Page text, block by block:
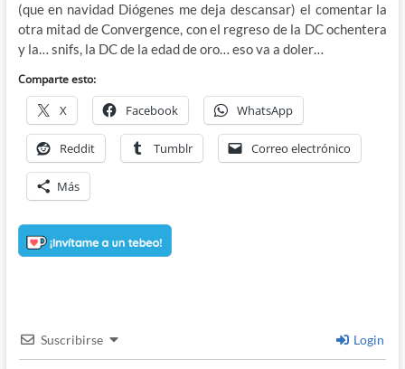
(que en navidad Diógenes me deja descansar) el comentar la
otra mitad de Convergence, con el regreso de la DC ochentera
y la… snifs, la DC de la edad de oro… eso va a doler…
Comparte esto:
X Facebook WhatsApp
Reddit Tumblr Correo electrónico
Más
Suscribirse Login